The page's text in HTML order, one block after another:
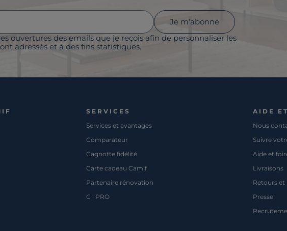
ouvertures des emails que je reçois afin de personnaliser les
adressés et à des fins statistiques.
Je m'abonne
SERVICES
Services et avantages
Comparateur
Cagnotte fidélité
Carte cadeau Camif
Partenaire rénovation
C · PRO
AIDE
Nous
Suivre
Aide et
Livraisons
Retours
Presse